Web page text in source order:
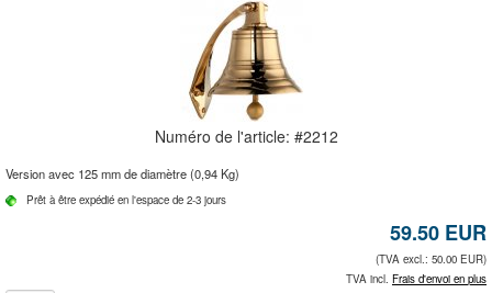
Numéro de l'article: #2212
Version avec 125 mm de diamètre (0,94 Kg)
Prêt à être expédié en l'espace de 2-3 jours
59.50 EUR
(TVA excl.: 50.00 EUR)
TVA incl. Frais d'envoi en plus